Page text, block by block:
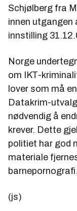
Schjølberg fra
innen utgangen
innstilling
Norge
om IKT-
lover som må
Datakrim-
nødvendig å
krever. Dette
politiet har god
materiale
barnepornografi.
(js)